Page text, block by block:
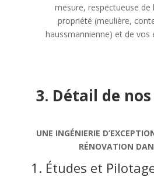
mesure, respectueuse de
propriété (meulière,
haussmannienne) et de vos
3. Détail de
UNE INGÉNIERIE
RÉNOVATION
1. Études et